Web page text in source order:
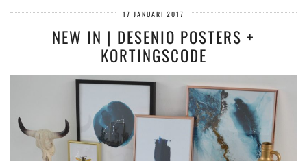
17 JANUARI 2017
NEW IN | DESENIO POSTERS +
KORTINGSCODE